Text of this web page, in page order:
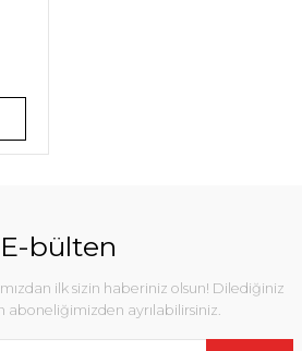
E-bülten
ilk sizin haberiniz olsun! Dilediğiniz
ayrılabilirsiniz.